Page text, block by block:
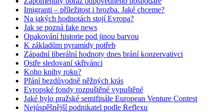
Imigranti – příležitost i hrozba. Jaké chceme?
Na jakých hodnotách stojí Evropa?
Jak se pozná fake news
Opakování historie pod jinou barvou
K základům pyramidy potřeb
Západní liberální hodnoty dnes brání konzervativci
Ostře sledovaní skřivánci
Koho knihy roku?
Přání bezdůvodně něžných krás
Evropské fondy rozpuštěné vypuštěné
Jaké bylo pražské semifinále European Venture Contest
Nejúspěšnější podnikatel podle Reflexu